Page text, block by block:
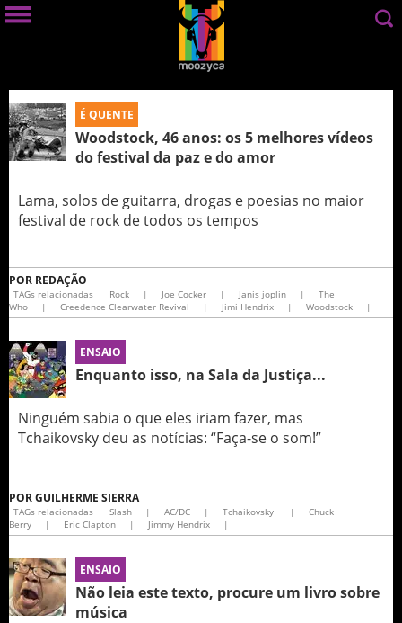
É QUENTE
Woodstock, 46 anos: os 5 melhores vídeos
do festival da paz e do amor
Lama, solos de guitarra, drogas e poesias no maior
festival de rock de todos os tempos
POR REDAÇÃO
TAGs relacionadas Rock | Joe Cocker | Janis joplin |
The
Who
| Creedence Clearwater Revival | Jimi Hendrix | Woodstock |
ENSAIO
Enquanto isso, na Sala da Justiça...
Ninguém sabia o que eles iriam fazer, mas
Tchaikovsky deu as notícias: “Faça-se o som!”
PORGUILHERME SIERRA
TAGs relacionadas Slash | AC/DC | Tchaikovsky |
Chuck
Berry
| Eric Clapton | Jimmy Hendrix |
ENSAIO
Não leia este texto, procure um livro sobre
música